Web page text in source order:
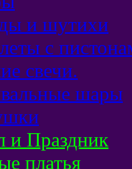
и шутихи
с
свечи.
шары
и Праздник
платья